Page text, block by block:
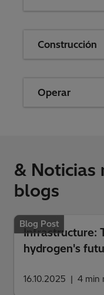
Construcción
Operar
& Noticias
blogs
Blog Post
Infrastructure:
hydrogen's
16.10.2025 4 min